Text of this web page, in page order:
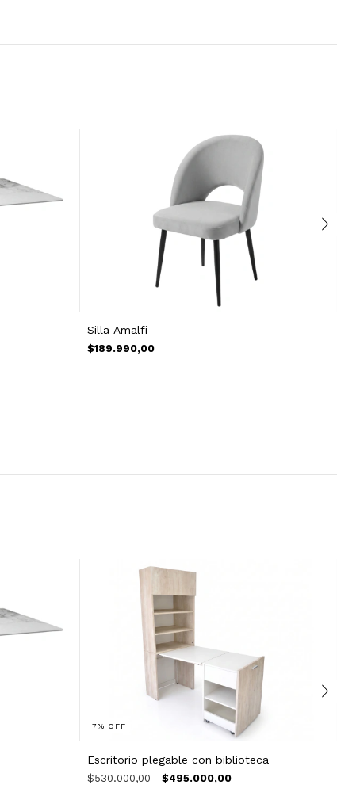
Silla Amalfi
$189.990,00
7% OFF
Escritorio plegable con biblioteca
$530.000,00 $495.000,00